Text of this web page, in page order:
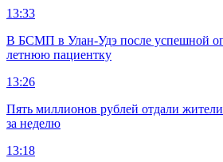
13:33
В БСМП в Улан-Удэ после успешной
летнюю пациентку
13:26
Пять миллионов рублей отдали
за неделю
13:18